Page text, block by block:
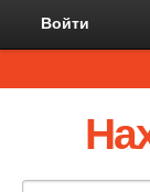
Войти